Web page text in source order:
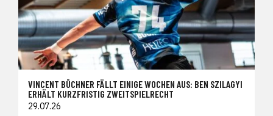
VINCENT BÜCHNER FÄLLT EINIGE WOCHEN AUS: BEN SZILAGYI
ERHÄLT KURZFRISTIG ZWEITSPIELRECHT
29.07.26